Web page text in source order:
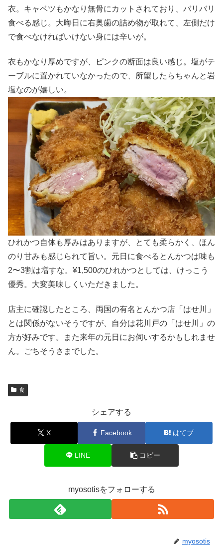
衣。キャベツもかなり無骨にカットされており、バリバリ
食べる感じ。大晦日に右奥歯の詰め物が取れて、左側だけ
で食べなければいけない身には辛いが。
衣もかなり厚めですが、ピンクの断面は良い感じ。塩がテ
ーブルに置かれていなかったので、所望したらちゃんと岩
塩なのが嬉しい。
ひれかつ自体も厚みはありますが、とても柔らかく、ほん
のり甘みも感じられて旨い。元日に食べるとんかつは味も
2〜3割は増すな。¥1,500のひれかつとしては、けっこう
優秀。大変美味しくいただきました。
店主に確認したところ、両国の有名とんかつ店「はせ川」
とは関係がないそうですが、自分は花川戸の「はせ川」の
方が好みです。また来年の元日にお伺いするかもしれませ
ん。ごちそうさまでした。
食
シェアする
X Facebook はてブ
LINE コピー
myosotisをフォローする
myosotis